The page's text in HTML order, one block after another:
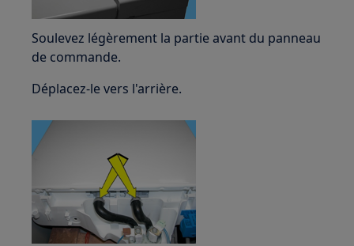
Soulevez légèrement la partie avant du panneau
de commande.
Déplacez-le vers l'arrière.